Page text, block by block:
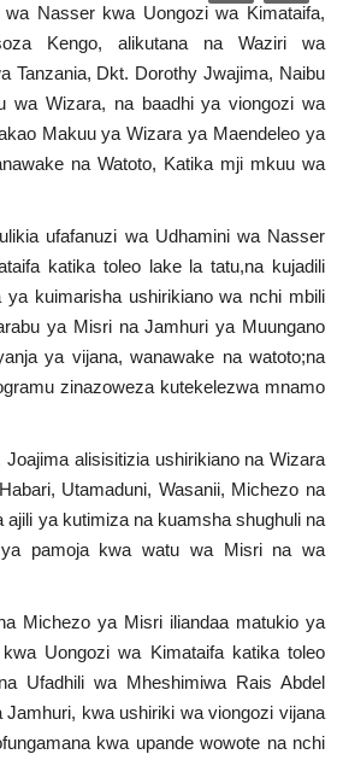
Vijana
Udhamini wa
Nasser kwa Uongozi wa Kimataifa,
Kengo, alikutana na Waziri wa
Tanzania, Dkt. Dorothy Jwajima, Naibu
wa Wizara, na baadhi ya viongozi wa
Makuu ya Wizara ya Maendeleo ya
na Watoto, Katika mji mkuu wa
ufafanuzi wa Udhamini wa Nasser
katika toleo lake la tatu,na kujadili
kuimarisha ushirikiano wa nchi mbili
ya Misri na Jamhuri ya Muungano
ya vijana, wanawake na watoto;na
zinazoweza kutekelezwa mnamo
alisisitizia ushirikiano na Wizara
Utamaduni, Wasanii, Michezo na
ya kutimiza na kuamsha shughuli na
pamoja kwa watu wa Misri na wa
Michezo ya Misri iliandaa matukio ya
Uongozi wa Kimataifa katika toleo
Ufadhili wa Mheshimiwa Rais Abdel
Jamhuri, kwa ushiriki wa viongozi vijana
kwa upande wowote na nchi